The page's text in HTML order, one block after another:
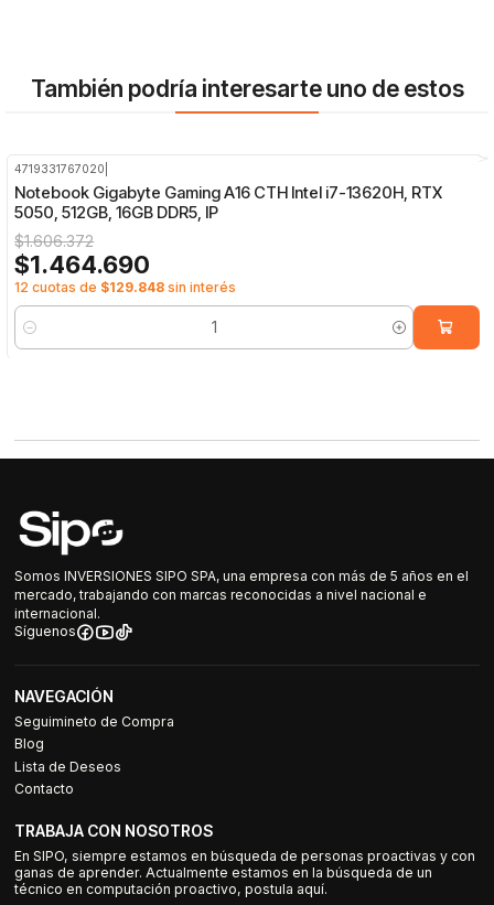
También podría interesarte uno de estos
4719331767020
Notebook Gigabyte Gaming A16 CTH Intel i7-13620H, RTX
5050, 512GB, 16GB DDR5, IP
$1.606.372
$1.464.690
12 cuotas de $129.848 sin interés
Cantidad
Somos INVERSIONES SIPO SPA, una empresa con más de 5 años en el
mercado, trabajando con marcas reconocidas a nivel nacional e
internacional.
Síguenos
NAVEGACIÓN
Seguimineto de Compra
Blog
Lista de Deseos
Contacto
TRABAJA CON NOSOTROS
En SIPO, siempre estamos en búsqueda de personas proactivas y con
ganas de aprender. Actualmente estamos en la búsqueda de un
técnico en computación proactivo, postula aquí.